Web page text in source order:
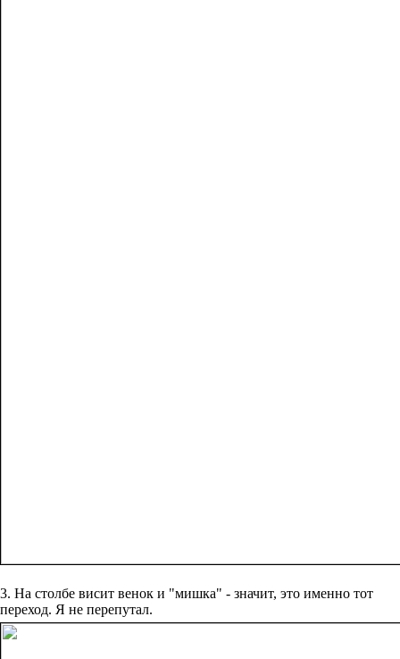
3. На столбе висит венок и "мишка" - значит, это именно тот
переход. Я не перепутал.